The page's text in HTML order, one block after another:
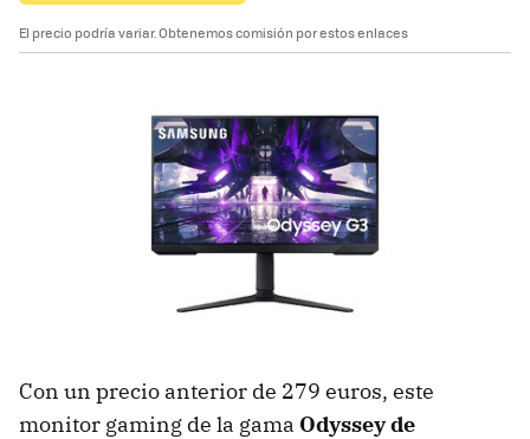
El precio podría variar. Obtenemos comisión por estos enlaces
Con un precio anterior de 279 euros, este
monitor gaming de la gama Odyssey de